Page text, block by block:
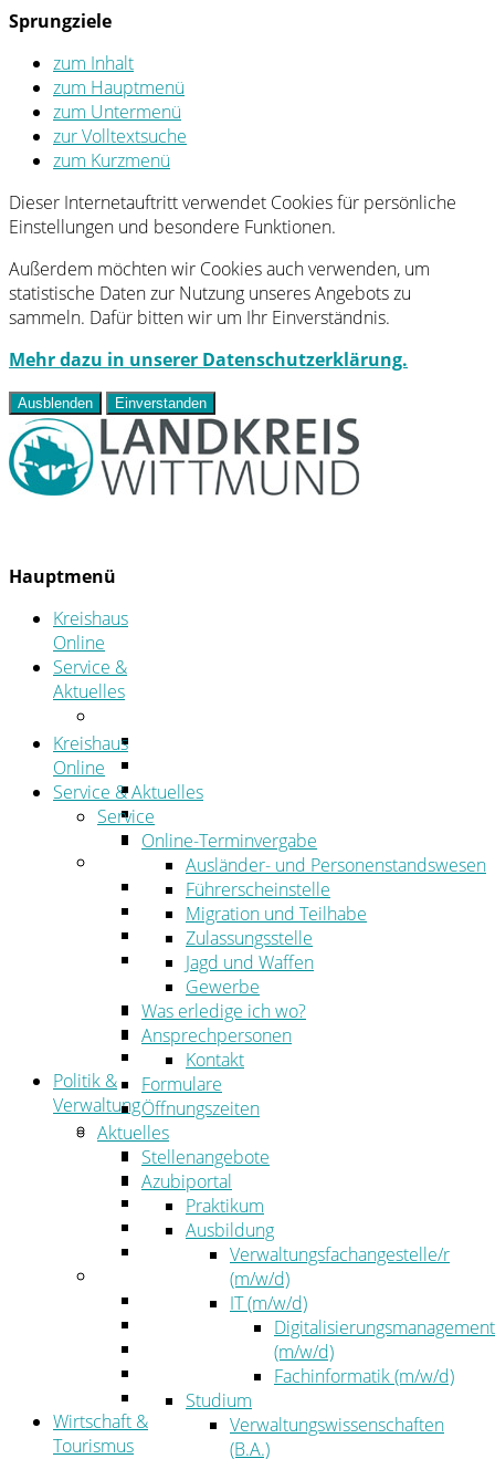
Sprungziele
zum Inhalt
zum Hauptmenü
zum Untermenü
zur Volltextsuche
zum Kurzmenü
Dieser Internetauftritt verwendet Cookies für persönliche
Einstellungen und besondere Funktionen.
Außerdem möchten wir Cookies auch verwenden, um
statistische Daten zur Nutzung unseres Angebots zu
sammeln. Dafür bitten wir um Ihr Einverständnis.
Mehr dazu in unserer Datenschutzerklärung.
Ausblenden Einverstanden
Hauptmenü
Kreishaus
Online
Service &
Aktuelles
Ansprechpersonen
Formulare
Öffnungszeiten
Aktuelles
Stellenangebote
Azubiportal
Pressemitteilungen
Bekanntmachungen & öffentliche
Zustellungen
Kehrbezirksausschreibungen
Amtsblatt
Öffentliche Ausschreibungen
Politik &
Verwaltung
Politik
Kreistag
Kreistagsinformationssystem
Bürgerinformationssystem
Wahlen
Der Landrat
Kommunalaufsicht
Zahlen, Daten, Fakten
Wirtschaft &
Tourismus
Kreishaus
Online
Service & Aktuelles
Service
Online-Terminvergabe
Ausländer- und Personenstandswesen
Führerscheinstelle
Migration und Teilhabe
Zulassungsstelle
Jagd und Waffen
Gewerbe
Was erledige ich wo?
Ansprechpersonen
Kontakt
Formulare
Öffnungszeiten
Aktuelles
Stellenangebote
Azubiportal
Praktikum
Ausbildung
Verwaltungsfachangestelle/r
(m/w/d)
IT (m/w/d)
Digitalisierungsmanagement
(m/w/d)
Fachinformatik (m/w/d)
Studium
Verwaltungswissenschaften
(B.A.)